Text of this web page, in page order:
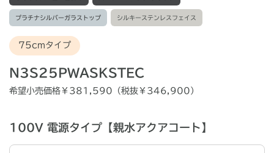
プラチナシルバーガラストップ シルキーステンレスフェイス
75cmタイプ
N3S25PWASKSTEC
希望小売価格￥381,590（税抜￥346,900）
100V 電源タイプ【親水アクアコート】